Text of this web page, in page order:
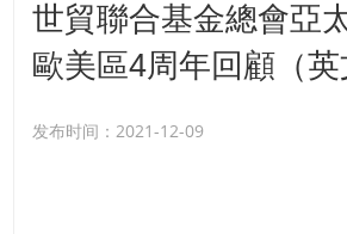
世貿聯合基金總會亞
歐美區4周年回顧（英
发布时间：2021-12-09